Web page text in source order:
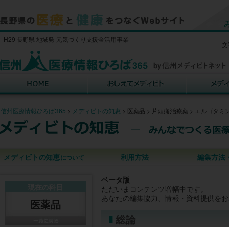
H29 長野県 地域発 元気づくり支援金活用事業
信州医療情報ひろば365 > メディビトの知恵 > 医薬品 > 片頭痛治療薬 > エルゴタミ
メディビトの知恵について 利用方法 編集方法
ベータ版
ただいまコンテンツ増幅中です。
あなたの編集協力、情報・資料提供をお
総論
医薬品